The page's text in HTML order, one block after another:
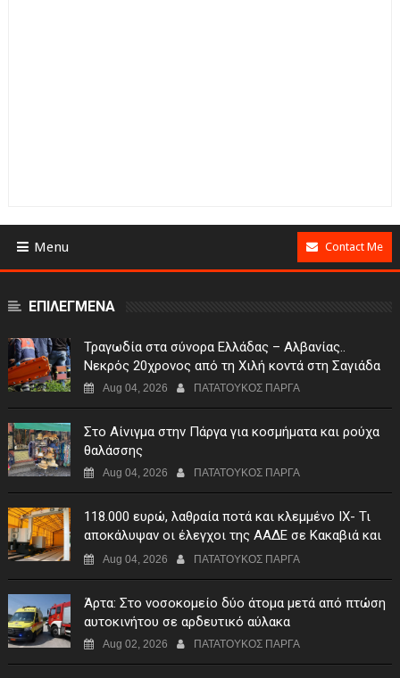
Menu Contact Me
ΕΠΙΛΕΓΜΕΝΑ
Τραγωδία στα σύνορα Ελλάδας – Αλβανίας..
Νεκρός 20χρονος από τη Χιλή κοντά στη Σαγιάδα
Aug 04, 2026 ΠΑΤΑΤΟΥΚΟΣ ΠΑΡΓΑ
Στο Αίνιγμα στην Πάργα για κοσμήματα και ρούχα
θαλάσσης
Aug 04, 2026 ΠΑΤΑΤΟΥΚΟΣ ΠΑΡΓΑ
118.000 ευρώ, λαθραία ποτά και κλεμμένο ΙΧ- Τι
αποκάλυψαν οι έλεγχοι της ΑΑΔΕ σε Κακαβιά και
Μαυρομάτι
Aug 04, 2026 ΠΑΤΑΤΟΥΚΟΣ ΠΑΡΓΑ
Άρτα: Στο νοσοκομείο δύο άτομα μετά από πτώση
αυτοκινήτου σε αρδευτικό αύλακα
Aug 02, 2026 ΠΑΤΑΤΟΥΚΟΣ ΠΑΡΓΑ